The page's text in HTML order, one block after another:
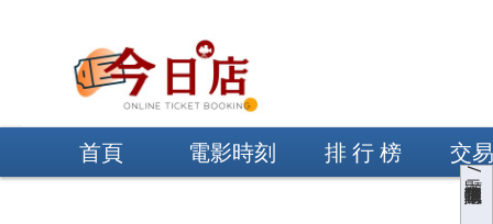
顯示/隱藏購物車
首頁 電影時刻 排 行 榜 交